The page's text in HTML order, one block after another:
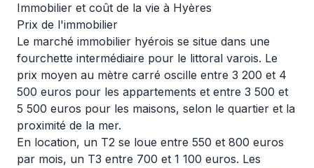
Immobilier et coût de la vie à Hyères
Prix de l'immobilier
Le marché immobilier hyérois se situe dans une
fourchette intermédiaire pour le littoral varois. Le
prix moyen au mètre carré oscille entre 3 200 et 4
500 euros pour les appartements et entre 3 500 et
5 500 euros pour les maisons, selon le quartier et la
proximité de la mer.
En location, un T2 se loue entre 550 et 800 euros
par mois, un T3 entre 700 et 1 100 euros. Les